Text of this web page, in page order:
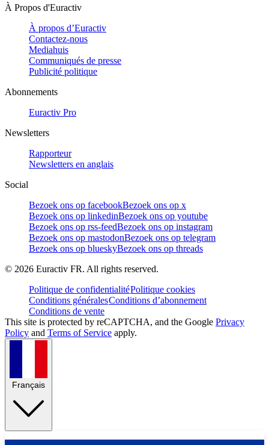
À Propos d'Euractiv
À propos d’Euractiv
Contactez-nous
Mediahuis
Communiqués de presse
Publicité politique
Abonnements
Euractiv Pro
Newsletters
Rapporteur
Newsletters en anglais
Social
Bezoek ons op facebookBezoek ons op x
Bezoek ons op linkedinBezoek ons op youtube
Bezoek ons op rss-feedBezoek ons op instagram
Bezoek ons op mastodonBezoek ons op telegram
Bezoek ons op blueskyBezoek ons op threads
© 2026 Euractiv FR. All rights reserved.
Politique de confidentialitéPolitique cookies
Conditions généralesConditions d’abonnement
Conditions de vente
This site is protected by reCAPTCHA, and the Google Privacy
Policy and Terms of Service apply.
Français